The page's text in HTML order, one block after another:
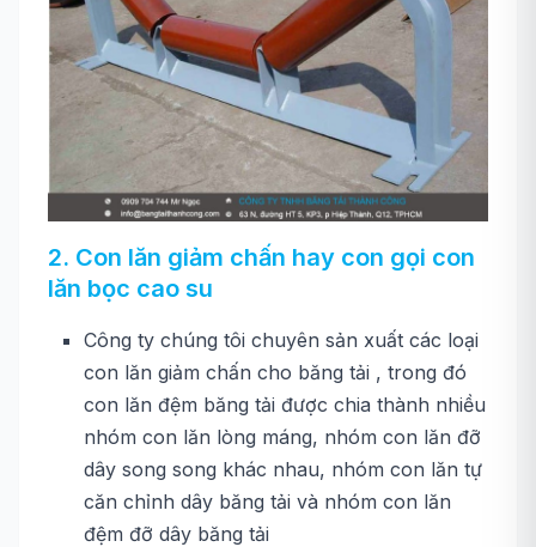
2. Con lăn giảm chấn hay con gọi con
lăn bọc cao su
Công ty chúng tôi chuyên sản xuất các loại
con lăn giảm chấn cho băng tải , trong đó
con lăn đệm băng tải được chia thành nhiều
nhóm con lăn lòng máng, nhóm con lăn đỡ
dây song song khác nhau, nhóm con lăn tự
căn chỉnh dây băng tải và nhóm con lăn
đệm đỡ dây băng tải